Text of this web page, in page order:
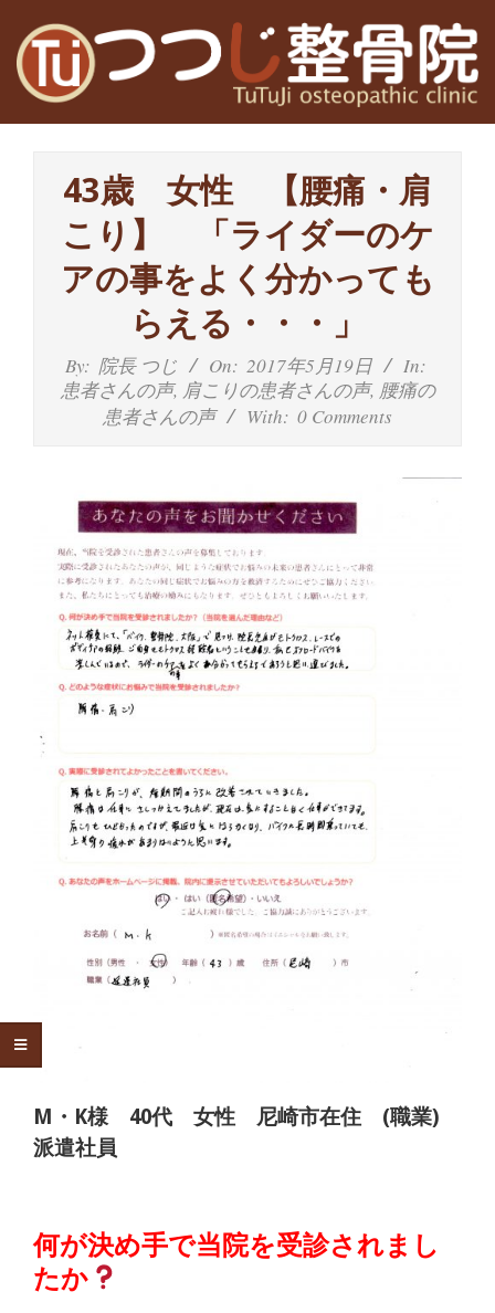
content
高
槻
田
木
体
肩
こ
り
腰
痛
骨
痛
は
つ
つ
じ
整
43歳 女性 【腰痛・肩
こり】 「ライダーのケ
アの事をよく分かっても
らえる・・・」
By: 院長 つじ On: 2017年5月19日
In:
患者さんの声, 肩こりの患者さんの声, 腰痛の
患者さんの声
With: 0 Comments
M・K様 40代 女性 尼崎市在住 (職業)
派遣社員
何が決め手で当院を受診されまし
たか